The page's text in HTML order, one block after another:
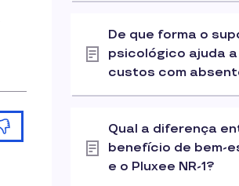
De que forma o
psicológico ajuda
custos com
Qual a diferença
benefício de bem-
e o Pluxee NR-1?